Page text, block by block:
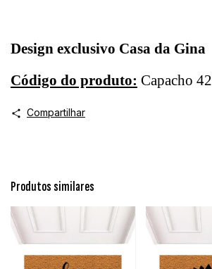
Design exclusivo Casa da Gina
Código do produto: Capacho 42
Compartilhar
Produtos similares